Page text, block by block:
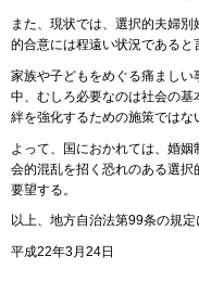
また、現状では、選択的夫婦
的合意には程遠い状況であると
家族や子どもをめぐる痛まし
中、むしろ必要なのは社会の
絆を強化するための施策ではな
よって、国におかれては、婚
会的混乱を招く恐れのある選択
要望する。
以上、地方自治法第99条の規定
平成22年3月24日